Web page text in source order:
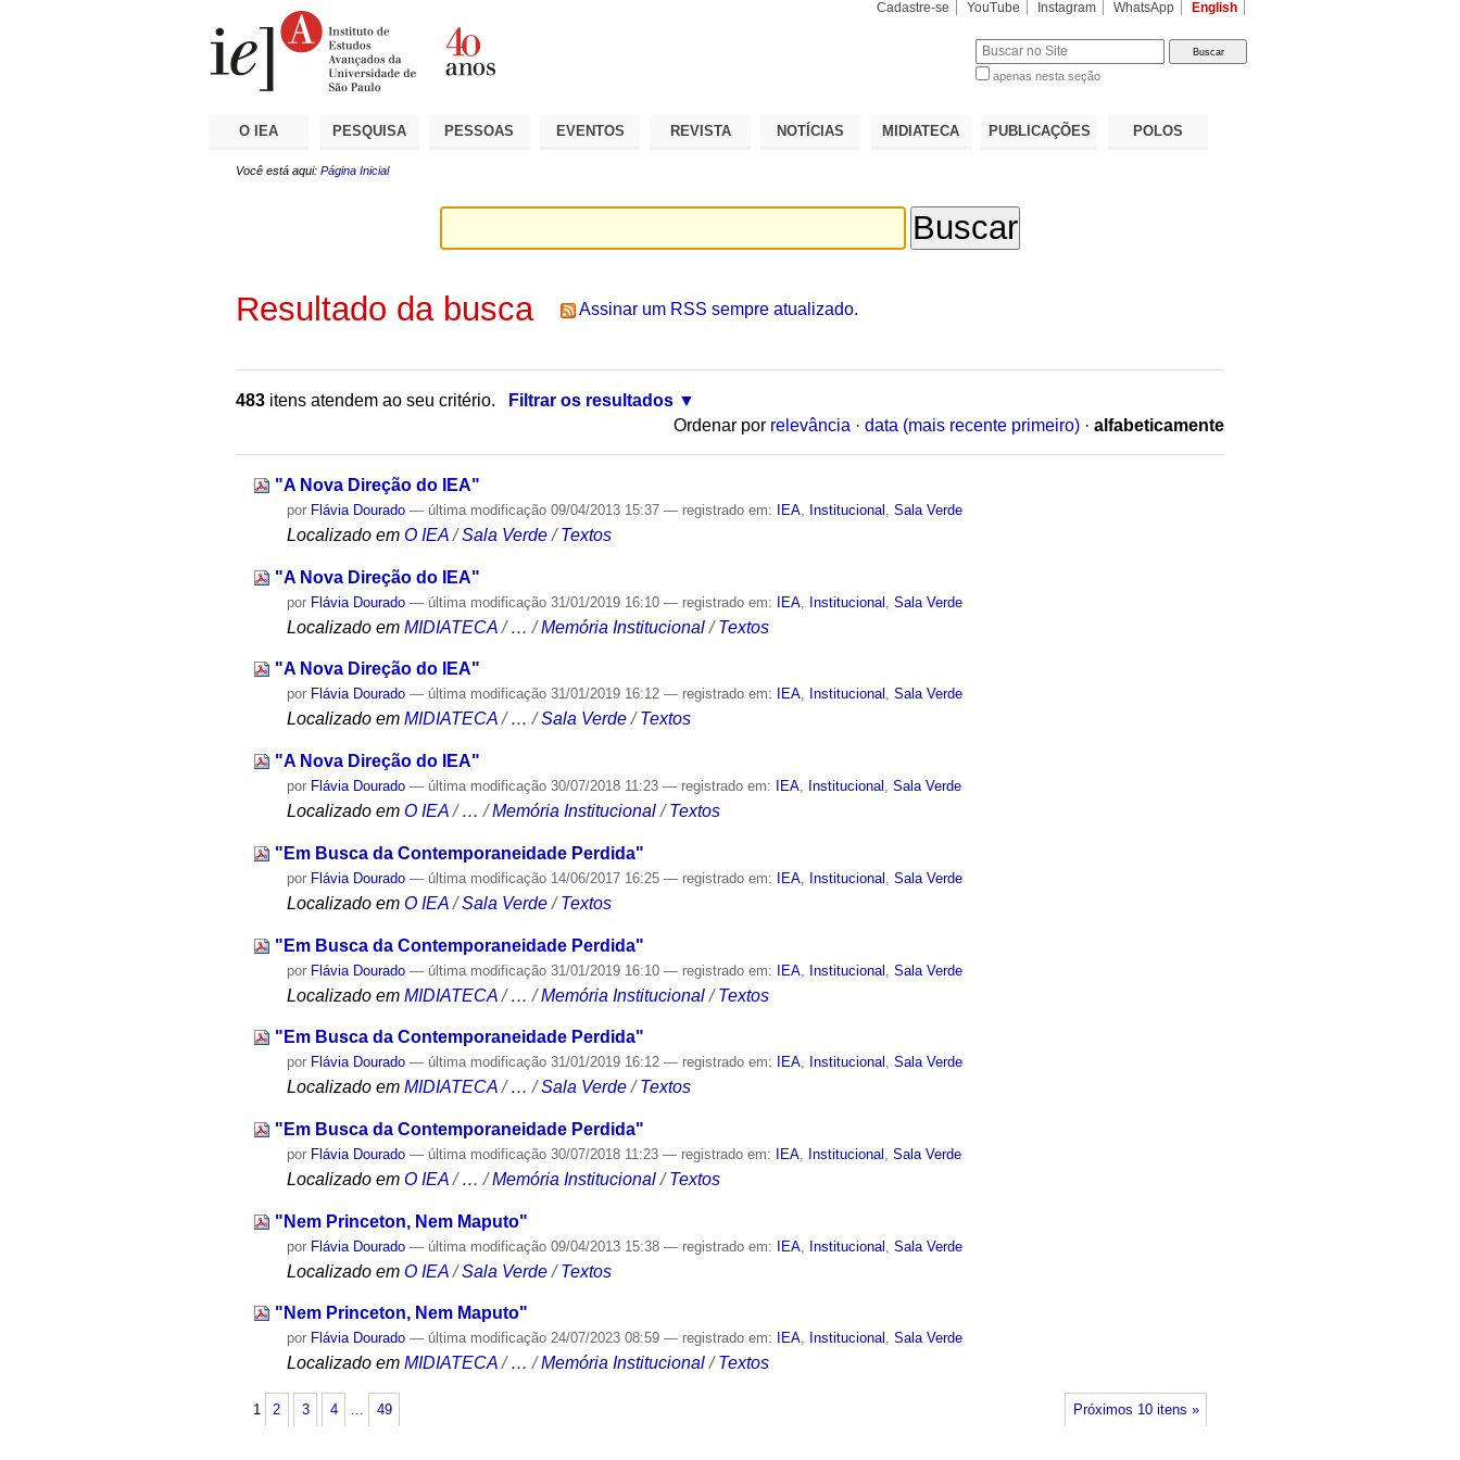
Cadastre-se YouTube Instagram WhatsApp English
apenas nesta seção
O IEA PESQUISA PESSOAS EVENTOS REVISTA NOTÍCIAS MIDIATECA PUBLICAÇÕES POLOS
Você está aqui: Página Inicial
Resultado da busca Assinar um RSS sempre atualizado.
483 itens atendem ao seu critério.
Filtrar os resultados
Ordenar por relevância · data (mais recente primeiro) · alfabeticamente
"A Nova Direção do IEA"
por Flávia Dourado — última modificação 09/04/2013 15:37— registrado em: IEA Institucional ,Sala Verde
Localizado em O IEA /Sala Verde /Textos
"A Nova Direção do IEA"
por Flávia Dourado — última modificação 31/01/2019 16:10— registrado em: IEA Institucional ,Sala Verde
Localizado em MIDIATECA /…/Memória Institucional /Textos
"A Nova Direção do IEA"
por Flávia Dourado — última modificação 31/01/2019 16:12— registrado em: IEA, Institucional ,Sala Verde
Localizado em MIDIATECA /…/Sala Verde /Textos
"A Nova Direção do IEA"
por Flávia Dourado — última modificação 30/07/2018 11:23— registrado em: IEA, Institucional ,Sala Verde
Localizado em O IEA /…/Memória Institucional /Textos
"Em Busca da Contemporaneidade Perdida"
por Flávia Dourado — última modificação 14/06/2017 16:25— registrado em: IEA Institucional ,Sala Verde
Localizado em O IEA /Sala Verde /Textos
"Em Busca da Contemporaneidade Perdida"
por Flávia Dourado — última modificação 31/01/2019 16:10— registrado em: IEA Institucional ,Sala Verde
Localizado em MIDIATECA /…/Memória Institucional /Textos
"Em Busca da Contemporaneidade Perdida"
por Flávia Dourado — última modificação 31/01/2019 16:12— registrado em: IEA, Institucional ,Sala Verde
Localizado em MIDIATECA /…/Sala Verde /Textos
"Em Busca da Contemporaneidade Perdida"
por Flávia Dourado — última modificação 30/07/2018 11:23— registrado em: IEA Institucional ,Sala Verde
Localizado em O IEA /…/Memória Institucional /Textos
"Nem Princeton, Nem Maputo"
por Flávia Dourado — última modificação 09/04/2013 15:38— registrado em: IEA Institucional ,Sala Verde
Localizado em O IEA /Sala Verde /Textos
"Nem Princeton, Nem Maputo"
por Flávia Dourado — última modificação 24/07/2023 08:59— registrado em: IEA, Institucional ,Sala Verde
Localizado em MIDIATECA /…/Memória Institucional /Textos
Próximos 10 itens »
1 2 3 4 49